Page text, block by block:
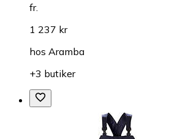
fr.
1 237 kr
hos Aramba
+3 butiker